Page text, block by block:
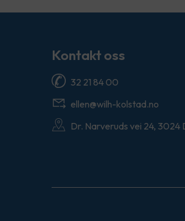
Kontakt oss
32 21 84 00
ellen@wilh-kolstad.no
Dr. Narveruds vei 24, 3024